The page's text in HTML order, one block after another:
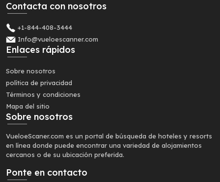
Contacta con nosotros
+1-844-408-3444
Info@vueloescanner.com
Enlaces rápidos
Sobre nosotros
política de privacidad
Términos y condiciones
Mapa del sitio
Sobre nosotros
VueloeScaner.com es un portal de búsqueda de hoteles y resorts
en línea donde puede encontrar una variedad de alojamientos
cercanos o de su ubicación preferida.
Ponte en contacto